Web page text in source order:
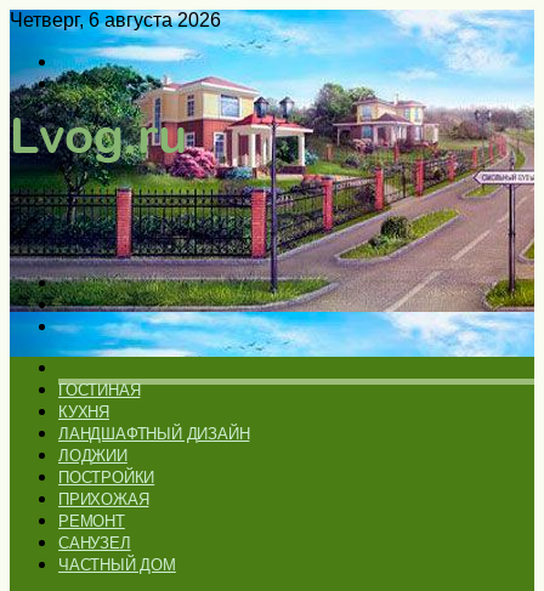
Четверг, 6 августа 2026
Войти
Switch
skin
Меню
Искать
Switch
skin
ГОСТИНАЯ
КУХНЯ
ЛАНДШАФТНЫЙ ДИЗАЙН
ЛОДЖИИ
ПОСТРОЙКИ
ПРИХОЖАЯ
РЕМОНТ
САНУЗЕЛ
ЧАСТНЫЙ ДОМ